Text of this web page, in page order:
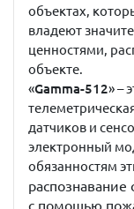
объектах,
владеют
ценностями,
объекте.
«Gamma-512» –
датчиков и
электронный
обязанностям
с помощью